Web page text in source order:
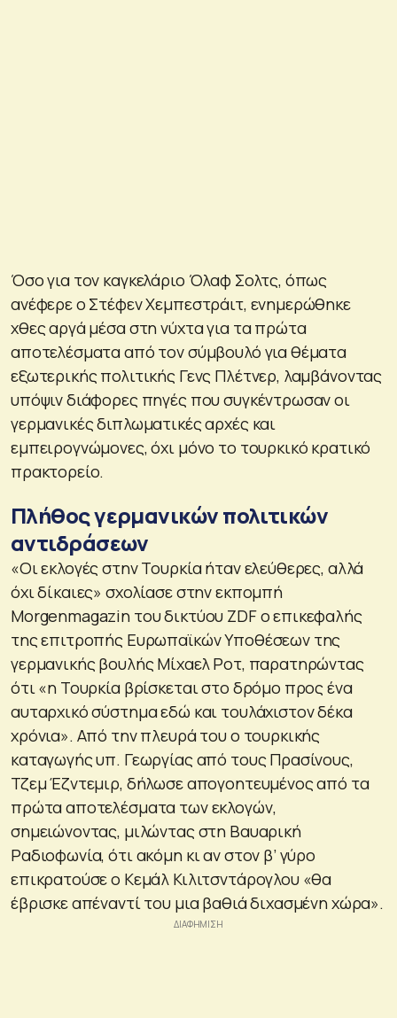
Όσο για τον καγκελάριο Όλαφ Σολτς, όπως
ανέφερε ο Στέφεν Χεμπεστράιτ, ενημερώθηκε
χθες αργά μέσα στη νύχτα για τα πρώτα
αποτελέσματα από τον σύμβουλό για θέματα
εξωτερικής πολιτικής Γενς Πλέτνερ, λαμβάνοντας
υπόψιν διάφορες πηγές που συγκέντρωσαν οι
γερμανικές διπλωματικές αρχές και
εμπειρογνώμονες, όχι μόνο το τουρκικό κρατικό
πρακτορείο.
Πλήθος γερμανικών πολιτικών
αντιδράσεων
«Οι εκλογές στην Τουρκία ήταν ελεύθερες, αλλά
όχι δίκαιες» σχολίασε στην εκπομπή
Morgenmagazin του δικτύου ZDF ο επικεφαλής
της επιτροπής Ευρωπαϊκών Υποθέσεων της
γερμανικής βουλής Μίχαελ Ροτ, παρατηρώντας
ότι «η Τουρκία βρίσκεται στο δρόμο προς ένα
αυταρχικό σύστημα εδώ και τουλάχιστον δέκα
χρόνια». Από την πλευρά του ο τουρκικής
καταγωγής υπ. Γεωργίας από τους Πρασίνους,
Τζεμ Έζντεμιρ, δήλωσε απογοητευμένος από τα
πρώτα αποτελέσματα των εκλογών,
σημειώνοντας, μιλώντας στη Βαυαρική
Ραδιοφωνία, ότι ακόμη κι αν στον β’ γύρο
επικρατούσε ο Κεμάλ Κιλιτσντάρογλου «θα
έβρισκε απέναντί του μια βαθιά διχασμένη χώρα».